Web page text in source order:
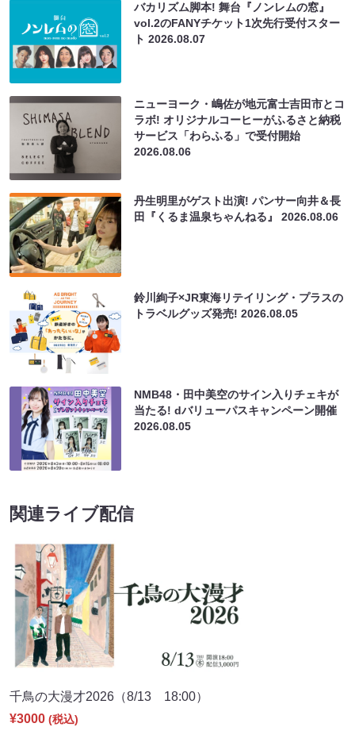
バカリズム脚本! 舞台『ノンレムの窓』
vol.2のFANYチケット1次先行受付スター
ト2026.08.07
ニューヨーク・嶋佐が地元富士吉田市とコ
ラボ! オリジナルコーヒーがふるさと納税
サービス「わらふる」で受付開始
2026.08.06
丹生明里がゲスト出演! パンサー向井＆長
田『くるま温泉ちゃんねる』2026.08.06
鈴川絢子×JR東海リテイリング・プラスの
トラベルグッズ発売!2026.08.05
NMB48・田中美空のサイン入りチェキが
当たる! dバリューパスキャンペーン開催
2026.08.05
関連ライブ配信
千鳥の大漫才2026（8/13 18:00）
¥3000 (税込)